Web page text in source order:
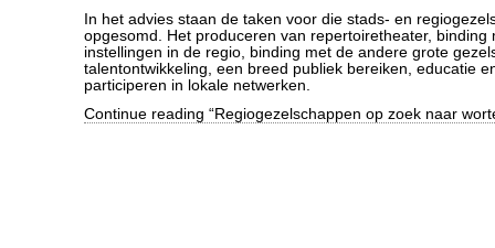
In het advies staan de taken voor die stads- en
opgesomd. Het produceren van repertoiretheater, binding
instellingen in de regio, binding met de andere grote
talentontwikkeling, een breed publiek bereiken, educatie
participeren in lokale netwerken.
Continue reading “Regiogezelschappen op zoek naar